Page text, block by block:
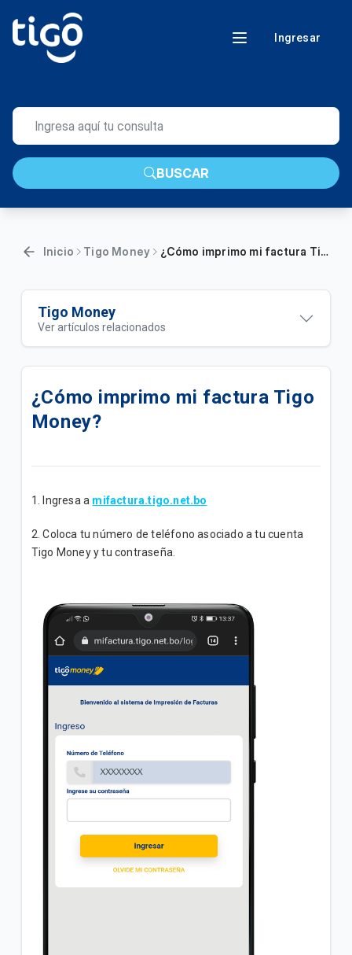
Ingresar
BUSCAR
Inicio Tigo Money ¿Cómo imprimo mi factura Tigo Money?
Tigo Money
Ver artículos relacionados
Toda la información que debes saber sobre tu
Conoce cómo crear tu PIN desde la app Tigo
Conéctate con Tigo Money desde nuestras
plataformas
¿Cómo cambio mi nivel transaccional en Tigo
Money?
Transferencia de dinero entre billetera Tigo Money
¿Cómo descargo la App Tigo Money?
¿Por qué mi cuenta Tigo Money está inhabilitada?
¿Cómo solicitar el dinero de una cuenta Tigo
Money, en caso de fallecimiento del titular?
¿Cómo imprimo mi factura Tigo
Money?
1. Ingresa a mifactura.tigo.net.bo
2. Coloca tu número de teléfono asociado a tu cuenta
Tigo Money y tu contraseña.